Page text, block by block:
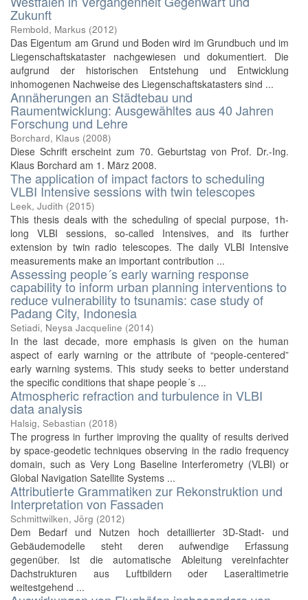
Zukunft
Rembold, Markus (2012)
Das Eigentum am Grund und Boden wird im Grundbuch und im
Liegenschaftskataster nachgewiesen und dokumentiert. Die
aufgrund der historischen Entstehung und Entwicklung
inhomogenen Nachweise des Liegenschaftskatasters sind ...
Annäherungen an Städtebau und
Raumentwicklung: Ausgewähltes aus 40 Jahren
Forschung und Lehre
Borchard, Klaus (2008)
Diese Schrift erscheint zum 70. Geburtstag von Prof. Dr.-Ing.
Klaus Borchard am 1. März 2008.
The application of impact factors to scheduling
VLBI Intensive sessions with twin telescopes
Leek, Judith (2015)
This thesis deals with the scheduling of special purpose, 1h-
long VLBI sessions, so-called Intensives, and its further
extension by twin radio telescopes. The daily VLBI Intensive
measurements make an important contribution ...
Assessing people´s early warning response
capability to inform urban planning interventions to
reduce vulnerability to tsunamis: case study of
Padang City, Indonesia
Setiadi, Neysa Jacqueline (2014)
In the last decade, more emphasis is given on the human
aspect of early warning or the attribute of “people-centered”
early warning systems. This study seeks to better understand
the specific conditions that shape people´s ...
Atmospheric refraction and turbulence in VLBI
data analysis
Halsig, Sebastian (2018)
The progress in further improving the quality of results derived
by space-geodetic techniques observing in the radio frequency
domain, such as Very Long Baseline Interferometry (VLBI) or
Global Navigation Satellite Systems ...
Attributierte Grammatiken zur Rekonstruktion und
Interpretation von Fassaden
Schmittwilken, Jörg (2012)
Dem Bedarf und Nutzen hoch detaillierter 3D-Stadt- und
Gebäudemodelle steht deren aufwendige Erfassung
gegenüber. Ist die automatische Ableitung vereinfachter
Dachstrukturen aus Luftbildern oder Laseraltimetrie
weitestgehend ...